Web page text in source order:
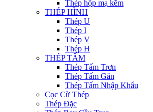
Thép hộp mạ kẽm
THÉP HÌNH
Thép U
Thép I
Thép V
Thép H
THÉP TẤM
Thép Tấm Trơn
Thép Tấm Gân
Thép Tấm Nhập Khẩu
Cọc Cừ Thép
Thép Đặc